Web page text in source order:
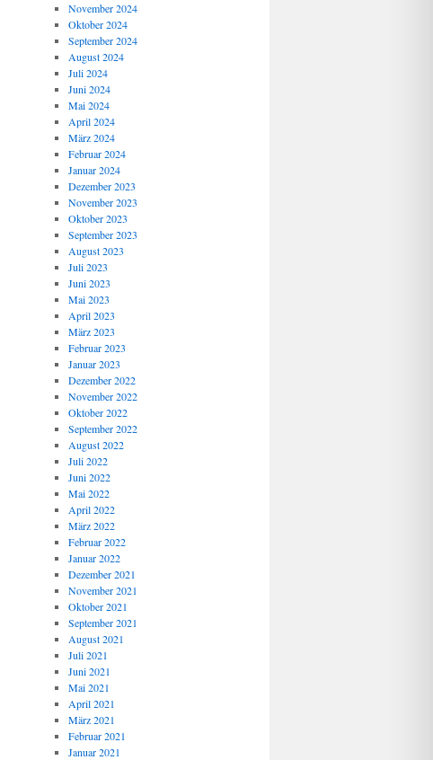
November 2024
Oktober 2024
September 2024
August 2024
Juli 2024
Juni 2024
Mai 2024
April 2024
März 2024
Februar 2024
Januar 2024
Dezember 2023
November 2023
Oktober 2023
September 2023
August 2023
Juli 2023
Juni 2023
Mai 2023
April 2023
März 2023
Februar 2023
Januar 2023
Dezember 2022
November 2022
Oktober 2022
September 2022
August 2022
Juli 2022
Juni 2022
Mai 2022
April 2022
März 2022
Februar 2022
Januar 2022
Dezember 2021
November 2021
Oktober 2021
September 2021
August 2021
Juli 2021
Juni 2021
Mai 2021
April 2021
März 2021
Februar 2021
Januar 2021